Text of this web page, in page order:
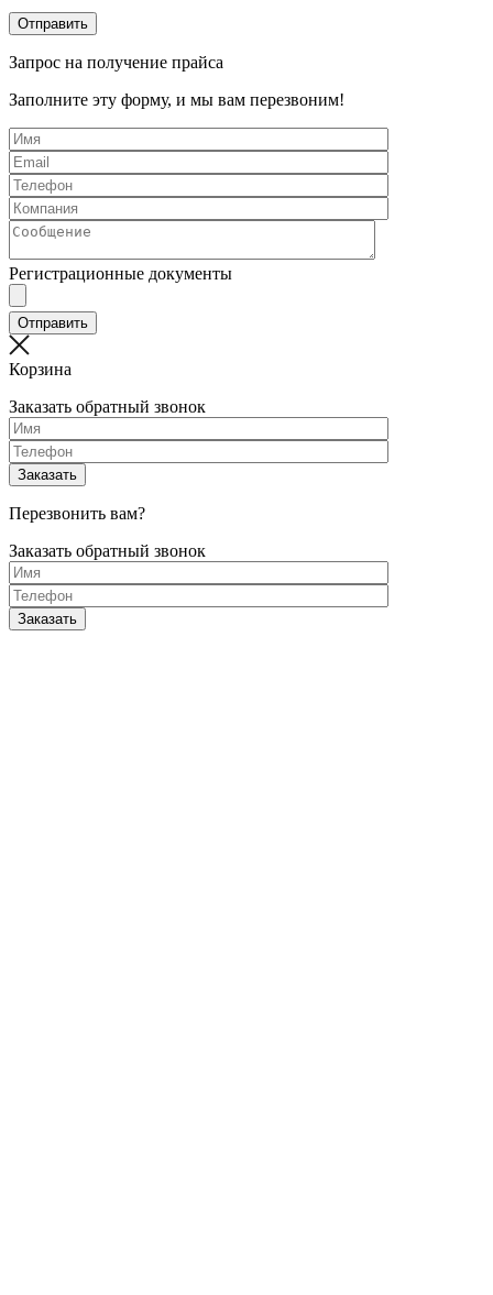
Запрос на получение прайса
Заполните эту форму, и мы вам перезвоним!
Регистрационные документы
Корзина
Заказать обратный звонок
Перезвонить вам?
Заказать обратный звонок